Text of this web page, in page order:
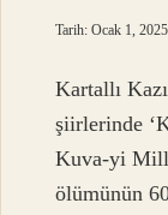
Tarih: Ocak 1, 2025
Kartallı
şiirlerinde
Kuva-yi
ölümünün